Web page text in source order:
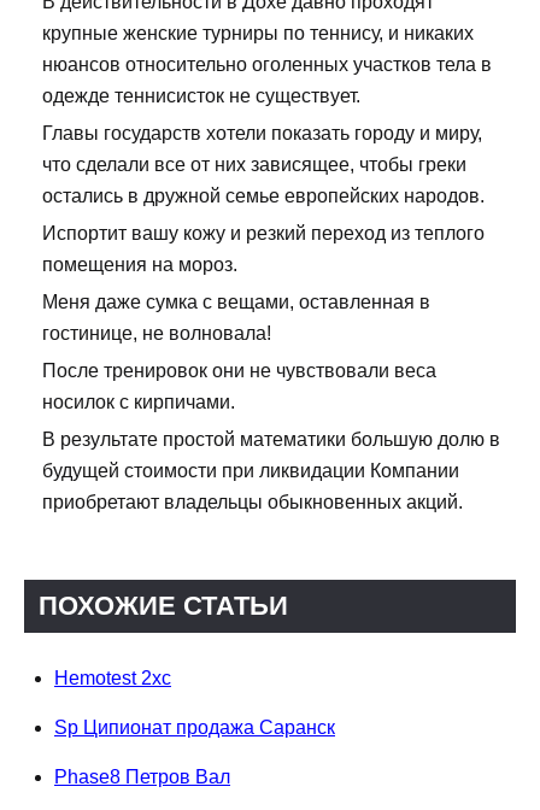
крупные женские турниры по теннису, и никаких
нюансов относительно оголенных участков тела в
одежде теннисисток не существует.
Главы государств хотели показать городу и миру,
что сделали все от них зависящее, чтобы греки
остались в дружной семье европейских народов.
Испортит вашу кожу и резкий переход из теплого
помещения на мороз.
Меня даже сумка с вещами, оставленная в
гостинице, не волновала!
После тренировок они не чувствовали веса
носилок с кирпичами.
В результате простой математики большую долю в
будущей стоимости при ликвидации Компании
приобретают владельцы обыкновенных акций.
ПОХОЖИЕ СТАТЬИ
Hemotest 2xc
Sp Ципионат продажа Саранск
Phase8 Петров Вал